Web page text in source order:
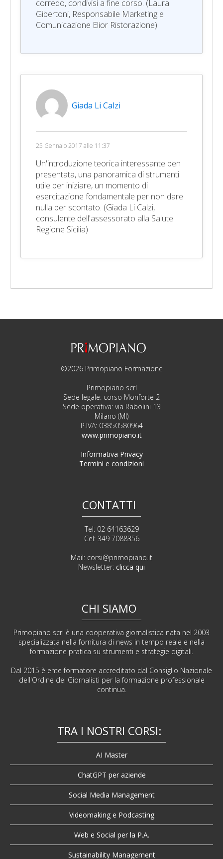
corredo, condivisi a fine corso. (Laura
Gibertoni, Responsabile Marketing e
Comunicazione Elior Ristorazione)
Giada Li Calzi
25 Gennaio 2017 alle 11:37
Un'introduzione teorica interessante ben
presentata, una panoramica di strumenti
utile per iniziare, un momento di
esercitazione fondamentale per non dare
nulla per scontato. (Giada Li Calzi,
consulente dell'assessorato alla Salute
Regione Sicilia)
©2026 Primopiano Formazione
Primopiano scrl
Sede legale: corso Monforte 2
Sede operativa: via Rabolini 13
Milano (MI)
P.IVA: 03850580964
www.primopiano.it
Informativa Privacy
Termini e condizioni
CONTATTI
Tel: 02 64163629
Cel: 349 7088356
Mail: corsi@primopiano.it
Newsletter: clicca qui
CHI SIAMO
Primopiano scrl è una cooperativa giornalistica nata nel 2003
specializzata nella fornitura di news in tempo reale e nella
formazione pratica su strumenti e strategie digitali.
Dal 2015 è ente formatore accreditato dal Consiglio Nazionale
dell'Ordine dei Giornalisti per la formazione professionale
continua.
TRA I NOSTRI CORSI:
AI Master
ChatGPT per aziende
Social Media Management
Videomaking e Podcasting
Web e Social per la P.A.
Sustainability Management